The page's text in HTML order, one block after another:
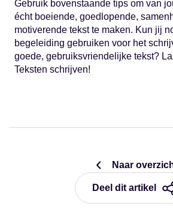
Gebruik bovenstaande tips om van
écht boeiende, goedlopende,
motiverende tekst te maken. Kun jij
begeleiding gebruiken voor het
goede, gebruiksvriendelijke tekst?
Teksten schrijven!
Naar
Deel dit artikel